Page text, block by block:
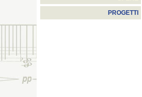
PROGETTI